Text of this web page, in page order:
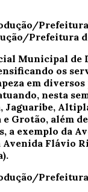
Prefeitura
Municipal de
os
em
nesta
Jaguaribe,
e Grotão, além
a exemplo da
Avenida Flávio